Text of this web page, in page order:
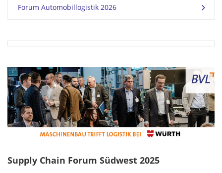
Forum Automobillogistik 2026
Supply Chain Forum Südwest 2025